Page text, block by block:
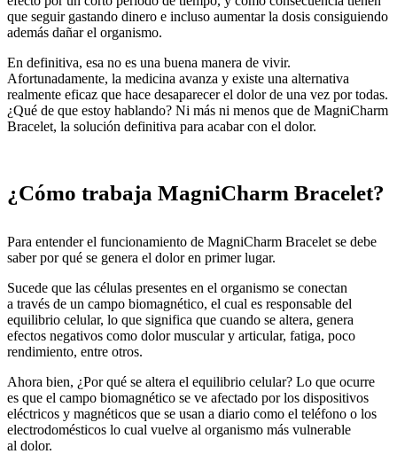
que seguir gastando dinero e incluso aumentar la dosis consiguiendo
además dañar el organismo.
En definitiva, esa no es una buena manera de vivir.
Afortunadamente, la medicina avanza y existe una alternativa
realmente eficaz que hace desaparecer el dolor de una vez por todas.
¿Qué de que estoy hablando? Ni más ni menos que de MagniCharm
Bracelet, la solución definitiva para acabar con el dolor.
¿Cómo trabaja MagniCharm Bracelet?
Para entender el funcionamiento de MagniCharm Bracelet se debe
saber por qué se genera el dolor en primer lugar.
Sucede que las células presentes en el organismo se conectan
a través de un campo biomagnético, el cual es responsable del
equilibrio celular, lo que significa que cuando se altera, genera
efectos negativos como dolor muscular y articular, fatiga, poco
rendimiento, entre otros.
Ahora bien, ¿Por qué se altera el equilibrio celular? Lo que ocurre
es que el campo biomagnético se ve afectado por los dispositivos
eléctricos y magnéticos que se usan a diario como el teléfono o los
electrodomésticos lo cual vuelve al organismo más vulnerable
al dolor.